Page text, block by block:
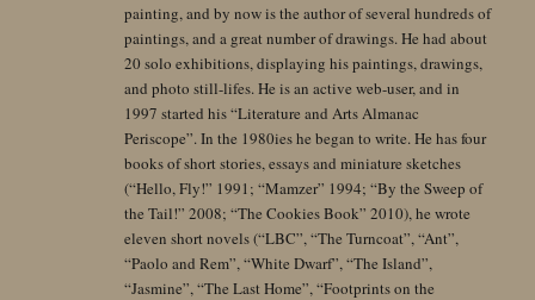
painting, and by now is the author of several hundreds of
paintings, and a great number of drawings. He had about
20 solo exhibitions, displaying his paintings, drawings,
and photo still-lifes. He is an active web-user, and in
1997 started his “Literature and Arts Almanac
Periscope”. In the 1980ies he began to write. He has four
books of short stories, essays and miniature sketches
(“Hello, Fly!” 1991; “Mamzer” 1994; “By the Sweep of
the Tail!” 2008; “The Cookies Book” 2010), he wrote
eleven short novels (“LBC”, “The Turncoat”, “Ant”,
“Paolo and Rem”, “White Dwarf”, “The Island”,
“Jasmine”, “The Last Home”, “Footprints on the